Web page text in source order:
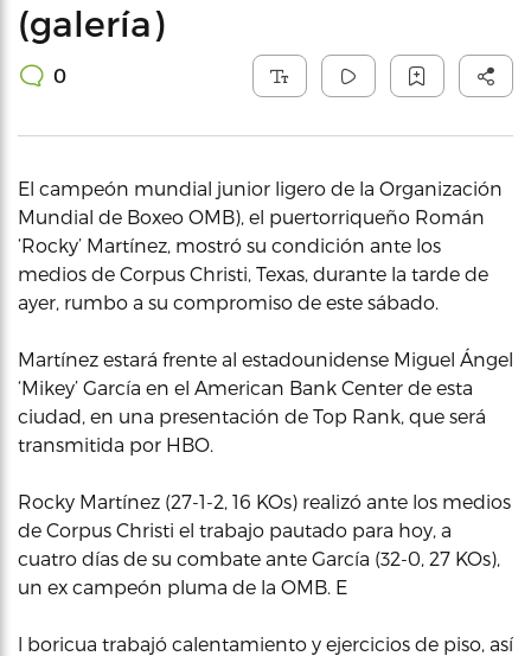
(galería)
0
El campeón mundial junior ligero de la Organización
Mundial de Boxeo OMB), el puertorriqueño Román
‘Rocky’ Martínez, mostró su condición ante los
medios de Corpus Christi, Texas, durante la tarde de
ayer, rumbo a su compromiso de este sábado.
Martínez estará frente al estadounidense Miguel Ángel
‘Mikey’ García en el American Bank Center de esta
ciudad, en una presentación de Top Rank, que será
transmitida por HBO.
Rocky Martínez (27-1-2, 16 KOs) realizó ante los medios
de Corpus Christi el trabajo pautado para hoy, a
cuatro días de su combate ante García (32-0, 27 KOs),
un ex campeón pluma de la OMB. E
l boricua trabajó calentamiento y ejercicios de piso, así